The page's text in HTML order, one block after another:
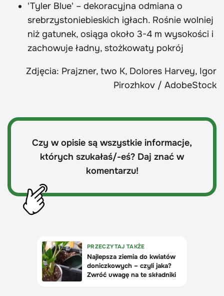
'Tyler Blue' – dekoracyjna odmiana o
srebrzystoniebieskich igłach. Rośnie wolniej
niż gatunek, osiąga około 3-4 m wysokości i
zachowuje ładny, stożkowaty pokrój
Zdjęcia: Prajzner, two K, Dolores Harvey, Igor
Pirozhkov / AdobeStock
Czy w opisie są wszystkie informacje,
których szukałaś/-eś? Daj znać w
komentarzu!